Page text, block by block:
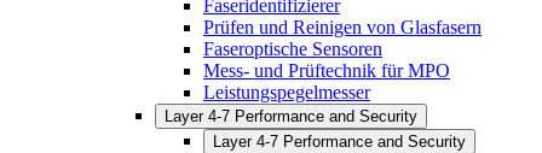
Faseridentifizierer
Prüfen und Reinigen von Glasfasern
Faseroptische Sensoren
Mess- und Prüftechnik für MPO
Leistungspegelmesser
Layer 4-7 Performance and Security
Layer 4-7 Performance and Security